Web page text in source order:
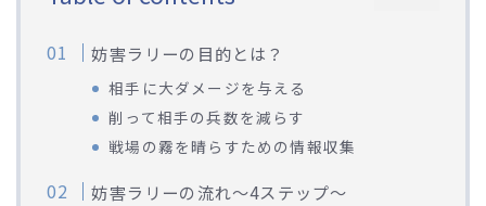
妨害ラリーの目的とは？
相手に大ダメージを与える
削って相手の兵数を減らす
戦場の霧を晴らすための情報収集
妨害ラリーの流れ～4ステップ～